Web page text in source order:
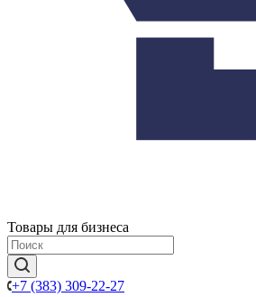
Товары для бизнеса
+7 (383) 309-22-27